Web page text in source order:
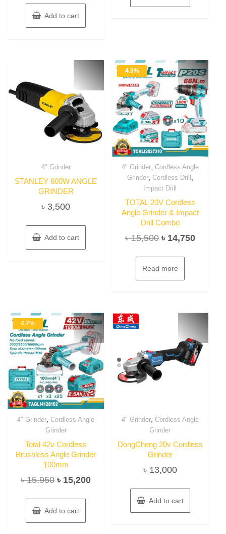
was:
৳ 14,200.
Add to cart
4" Grinder
STANLEY 600W ANGLE
GRINDER
৳ 3,500
Add to cart
4.8%
4" Grinder, Cordless Angle
Grinder, Cordless Drill
Impact Drill
TOTAL 20V Cordless
Angle Grinder & Impact
Drill Combo
৳15,500 Original
was:
৳ 15,500.
৳ 14,750Current
Read more
4.7%
4" Grinder ,Cordless Angle
Grinder
Total 42v Cordless
Brushless Angle Grinder
100mm
৳15,950 Original
was:
৳ 15,950.
৳ 15,200Current
Add to cart
4" Grinder, Cordless Angle
Grinder
DongCheng 20v Cordless
Grinder
৳ 13,000
Add to cart